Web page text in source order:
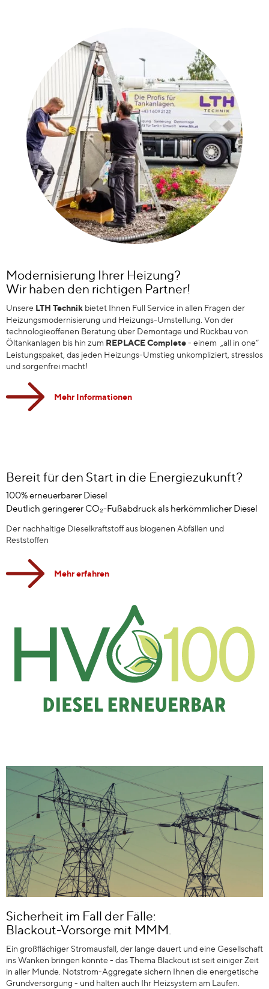
Modernisierung Ihrer Heizung?
Wir haben den richtigen Partner!
Unsere LTH Technik bietet Ihnen Full Service in allen Fragen der
Heizungsmodernisierung und Heizungs-Umstellung. Von der
technologieoffenen Beratung über Demontage und Rückbau von
Öltankanlagen bis hin zum REPLACE Complete- einem „all in one“
Leistungspaket, das jeden Heizungs-Umstieg unkompliziert, stresslos
und sorgenfrei macht!
Mehr Informationen
Bereit für den Start in die Energiezukunft?
100% erneuerbarer Diesel
Deutlich geringerer CO₂-Fußabdruck als herkömmlicher Diesel
Der nachhaltige Dieselkraftstoff aus biogenen Abfällen und
Reststoffen
Mehr erfahren
Sicherheit im Fall der Fälle:
Blackout-Vorsorge mit MMM.
Ein großflächiger Stromausfall, der lange dauert und eine Gesellschaft
ins Wanken bringen könnte - das Thema Blackout ist seit einiger Zeit
in aller Munde. Notstrom-Aggregate sichern Ihnen die energetische
Grundversorgung - und halten auch Ihr Heizsystem am Laufen.